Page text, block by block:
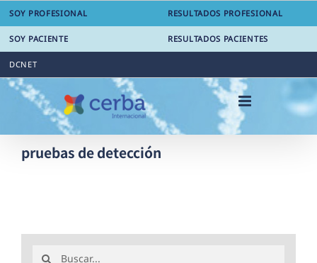
Saltar
contenido
SOY PROFESIONAL RESULTADOS PROFESIONAL
SOY PACIENTE RESULTADOS PACIENTES
DCNET
pruebas de detección